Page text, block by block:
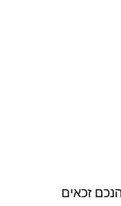
זכאים